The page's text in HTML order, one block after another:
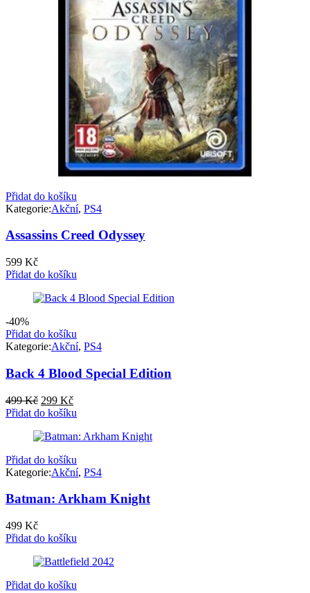
Přidat do košíku
Kategorie:Akční, PS4
Assassins Creed Odyssey
599 Kč
Přidat do košíku
-40%
Přidat do košíku
Kategorie:Akční, PS4
Back 4 Blood Special Edition
499Kč Původní
cena
499 Kč.
299 KčAktuální
cena
299 Kč.
Přidat do košíku
Přidat do košíku
Kategorie:Akční, PS4
Batman: Arkham Knight
499 Kč
Přidat do košíku
Přidat do košíku